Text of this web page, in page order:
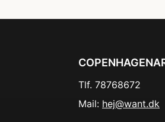
Tlf. 78768672
Mail: hej@want.dk